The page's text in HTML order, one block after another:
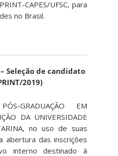
CAPES/UFSC, para
no Brasil.
Seleção de candidato
2019)
GRADUAÇÃO EM
DA UNIVERSIDADE
no uso de suas
abertura das inscrições
interno destinado à